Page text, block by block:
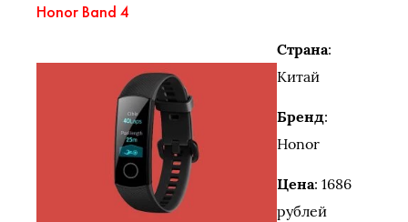
Honor Band 4
Страна:
Китай
Бренд:
Honor
Цена: 1686
рублей